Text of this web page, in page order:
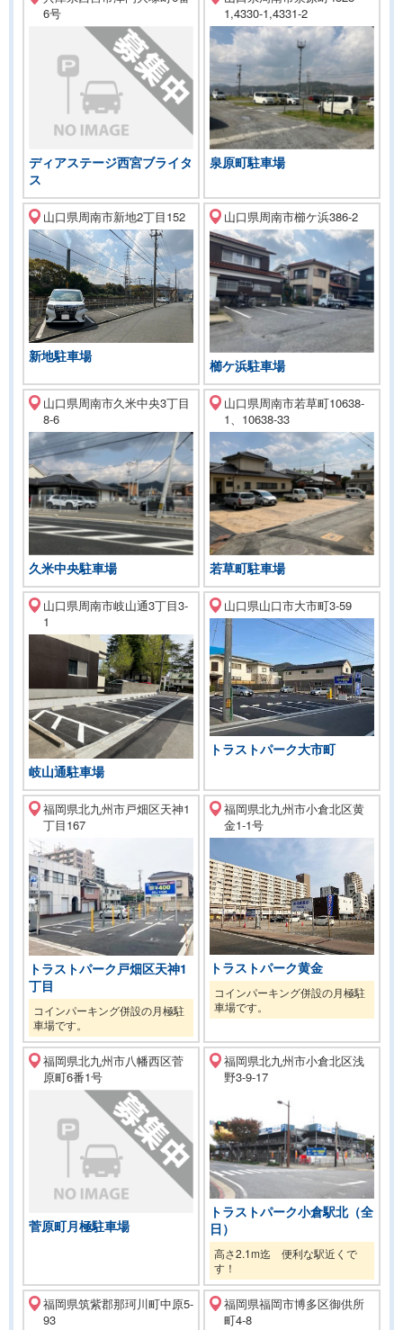
6号
ディアステージ西宮ブライタ
ス
1,4330-1,4331-2
泉原町駐車場
山口県周南市新地2丁目152
新地駐車場
山口県周南市櫛ケ浜386-2
櫛ケ浜駐車場
山口県周南市久米中央3丁目
8-6
久米中央駐車場
山口県周南市若草町10638-
1、10638-33
若草町駐車場
山口県周南市岐山通3丁目3-
1
岐山通駐車場
山口県山口市大市町3-59
トラストパーク大市町
福岡県北九州市戸畑区天神1
丁目167
トラストパーク戸畑区天神1
丁目
コインパーキング併設の月極駐
車場です。
福岡県北九州市小倉北区黄
金1-1号
トラストパーク黄金
コインパーキング併設の月極駐
車場です。
福岡県北九州市八幡西区菅
原町6番1号
菅原町月極駐車場
福岡県北九州市小倉北区浅
野3-9-17
トラストパーク小倉駅北（全
日）
高さ2.1m迄 便利な駅近くで
す！
福岡県筑紫郡那珂川町中原5-
93
福岡県福岡市博多区御供所
町4-8